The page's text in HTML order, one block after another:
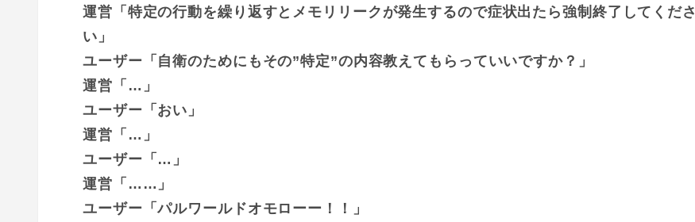
運営「特定の行動を繰り返すとメモリリークが発生するので症状出たら強制終了してくださ
い」
ユーザー「自衛のためにもその”特定”の内容教えてもらっていいですか？」
運営「…」
ユーザー「おい」
運営「…」
ユーザー「…」
運営「……」
ユーザー「パルワールドオモローー！！」